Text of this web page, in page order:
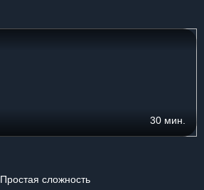
30 мин.
Простая сложность